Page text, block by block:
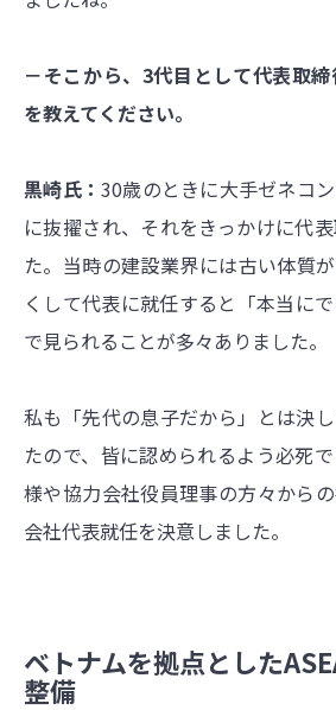
－そこから、3代目として代表取
を教えてください。
黒崎氏： 30歳のときに大手ゼネコ
に抜擢され、それをきっかけに代
た。当時の建設業界には古い体質
くして代表に就任すると「本当に
で見られることが多々ありました。
私も「先代の息子だから」とは決
たので、皆に認められるよう必死
様や協力会社役員理事の方々からの
会社代表就任を決意しました。
ベトナムを拠点とした
整備